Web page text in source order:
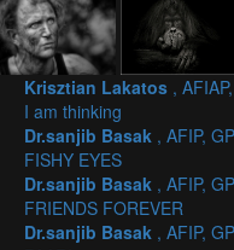
Krisztian Lakatos ,
I am thinking
Dr.sanjib Basak , AFIP,
FISHY EYES
Dr.sanjib Basak , AFIP,
FRIENDS FOREVER
Dr.sanjib Basak , AFIP,